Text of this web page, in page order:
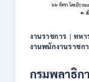
งานราชการ | ทหา
งานพนักงานราชก
กรมพลาธิก